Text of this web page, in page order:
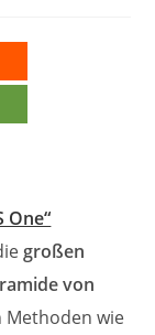
One“
großen
von
Methoden wie